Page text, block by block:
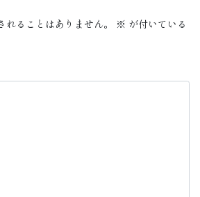
ることはありません。 ※ が付いている